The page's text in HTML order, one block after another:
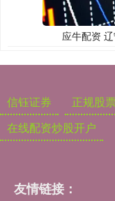
应牛配资
信钰证券 正规股
在线配资炒股开户
友情链接：